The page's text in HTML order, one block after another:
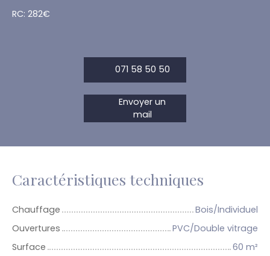
RC: 282€
071 58 50 50
Envoyer un
mail
Caractéristiques techniques
Chauffage
Bois/Individuel
Ouvertures
PVC/Double vitrage
Surface
60 m²